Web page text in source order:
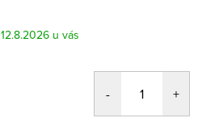
12.8.2026